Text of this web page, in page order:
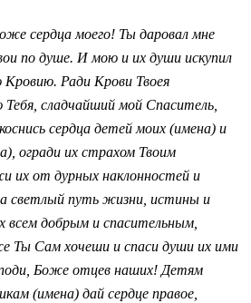
сердца моего! Ты даровал мне
по душе. И мою и их души искупил
Ради Крови Твоея
сладчайший мой Спаситель,
сердца детей моих (имена) и
огради их страхом Твоим
их от дурных наклонностей и
светлый путь жизни, истины и
всем добрым и спасительным,
Ты Сам хочеши и спаси души их ими
Боже отцев наших! Детям
(имена) дай сердце правое,